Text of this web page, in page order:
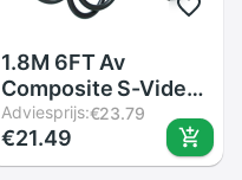
1.8M 6FT Av
Composite S-Video
Rca Video Hd Tv
Kabel Voor
Nintendo 6 Voor
Adviesprijs:€23.79
€21.49